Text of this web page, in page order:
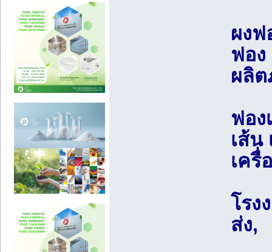
ผงฟ
ฟอง
ผลิ
ฟอง
เส้น
เครื่
โรง
ส่ง,